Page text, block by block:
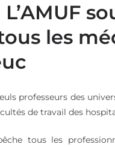
les
professeurs des
de travail des
tous les